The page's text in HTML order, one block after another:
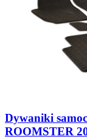
Dywaniki
ROOMSTER